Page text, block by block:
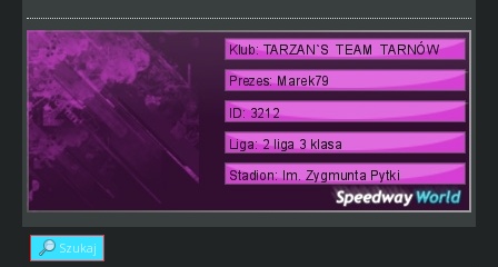
Szukaj